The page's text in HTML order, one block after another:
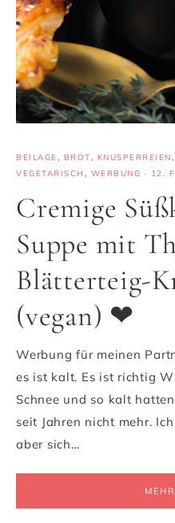
BEILAGE, BROT, KNUSPERREIEN,
VEGETARISCH , WERBUNG · 12.
Cremige
Suppe mit
Blätterteig-
(vegan) ❤
Werbung für meinen
es ist kalt. Es ist richtig
Schnee und so kalt
seit Jahren nicht mehr.
aber sich…